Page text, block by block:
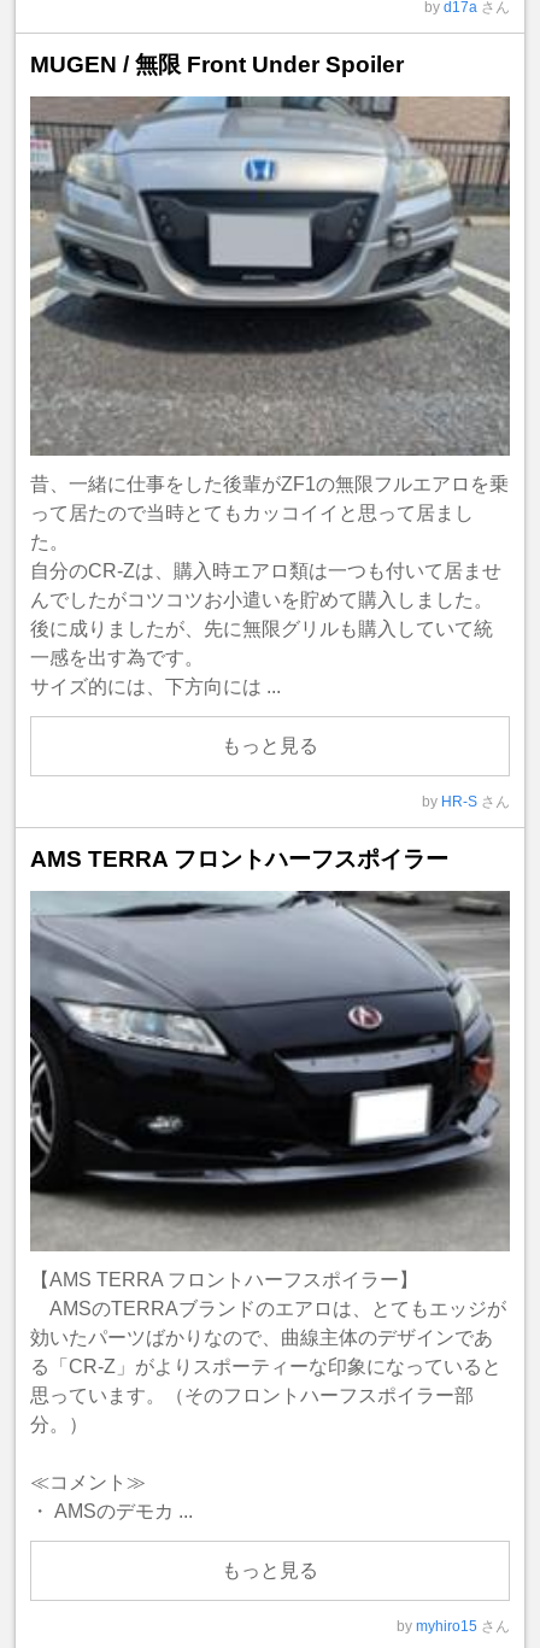
by d17a さん
MUGEN / 無限 Front Under Spoiler
昔、一緒に仕事をした後輩がZF1の無限フルエアロを乗
って居たので当時とてもカッコイイと思って居まし
た。
自分のCR-Zは、購入時エアロ類は一つも付いて居ませ
んでしたがコツコツお小遣いを貯めて購入しました。
後に成りましたが、先に無限グリルも購入していて統
一感を出す為です。
サイズ的には、下方向には ...
もっと見る
by HR-S さん
AMS TERRA フロントハーフスポイラー
【AMS TERRA フロントハーフスポイラー】
AMSのTERRAブランドのエアロは、とてもエッジが
効いたパーツばかりなので、曲線主体のデザインであ
る「CR-Z」がよりスポーティーな印象になっていると
思っています。（そのフロントハーフスポイラー部
分。）
≪コメント≫
・ AMSのデモカ ...
もっと見る
by myhiro15 さん